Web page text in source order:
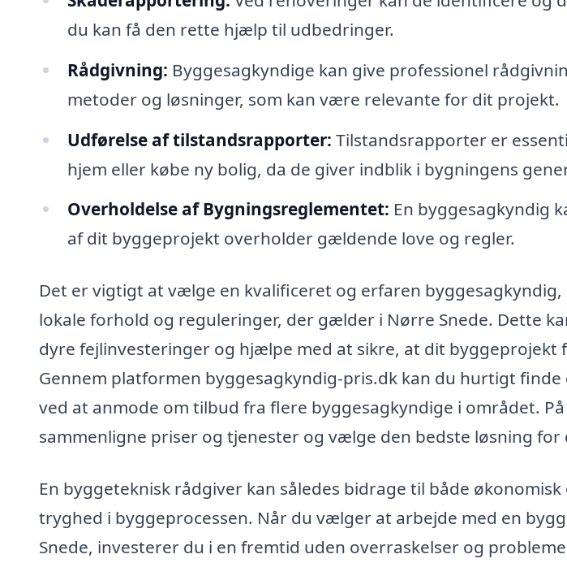
du kan få den rette hjælp til udbedringer.
Rådgivning: Byggesagkyndige kan give professionel
metoder og løsninger, som kan være relevante for dit projekt.
Udførelse af tilstandsrapporter: Tilstandsrapporter er
hjem eller købe ny bolig, da de giver indblik i bygningens
Overholdelse af Bygningsreglementet: En byggesagkyndig
af dit byggeprojekt overholder gældende love og regler.
Det er vigtigt at vælge en kvalificeret og erfaren byggesagkyndig,
lokale forhold og reguleringer, der gælder i Nørre Snede. Dette
dyre fejlinvesteringer og hjælpe med at sikre, at dit
Gennem platformen byggesagkyndig-pris.dk kan du hurtigt
ved at anmode om tilbud fra flere byggesagkyndige i området.
sammenligne priser og tjenester og vælge den bedste løsning for
En byggeteknisk rådgiver kan således bidrage til både
tryghed i byggeprocessen. Når du vælger at arbejde med en
Snede, investerer du i en fremtid uden overraskelser og